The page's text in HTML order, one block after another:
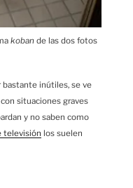
kobande las dos fotos
bastante inútiles, se ve
situaciones graves
y no saben como
televisión los suelen